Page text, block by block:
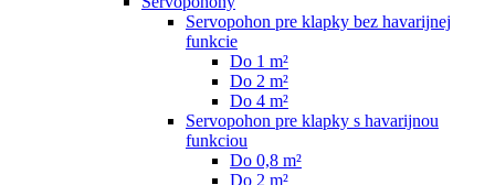
Servopohon pre klapky bez havarijnej
funkcie
Do 1 m²
Do 2 m²
Do 4 m²
Servopohon pre klapky s havarijnou
funkciou
Do 0,8 m²
Do 2 m²